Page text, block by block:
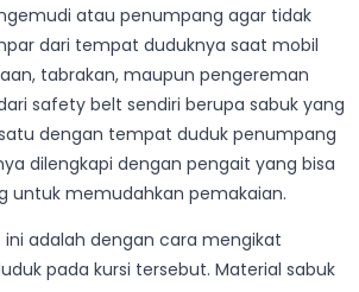
atau penumpang agar tidak
dari tempat duduknya saat mobil
tabrakan, maupun pengereman
safety belt sendiri berupa sabuk yang
dengan tempat duduk penumpang
dilengkapi dengan pengait yang bisa
untuk memudahkan pemakaian.
ini adalah dengan cara mengikat
pada kursi tersebut. Material sabuk